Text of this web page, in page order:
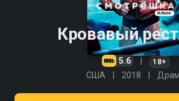
Кровавый
5.6 18+
США 2018